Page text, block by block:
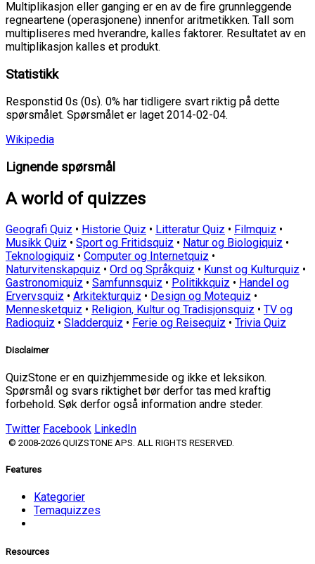
Multiplikasjon eller ganging er en av de fire grunnleggende
regneartene (operasjonene) innenfor aritmetikken. Tall som
multipliseres med hverandre, kalles faktorer. Resultatet av en
multiplikasjon kalles et produkt.
Statistikk
Responstid 0s (0s). 0% har tidligere svart riktig på dette
spørsmålet. Spørsmålet er laget 2014-02-04.
Wikipedia
Lignende spørsmål
A world of quizzes
Geografi Quiz • Historie Quiz • Litteratur Quiz • Filmquiz •
Musikk Quiz • Sport og Fritidsquiz • Natur og Biologiquiz •
Teknologiquiz • Computer og Internetquiz •
Naturvitenskapquiz • Ord og Språkquiz • Kunst og Kulturquiz •
Gastronomiquiz • Samfunnsquiz • Politikkquiz • Handel og
Ervervsquiz • Arkitekturquiz • Design og Motequiz •
Mennesketquiz • Religion, Kultur og Tradisjonsquiz • TV og
Radioquiz • Sladderquiz • Ferie og Reisequiz • Trivia Quiz
Disclaimer
QuizStone er en quizhjemmeside og ikke et leksikon.
Spørsmål og svars riktighet bør derfor tas med kraftig
forbehold. Søk derfor også information andre steder.
Twitter Facebook LinkedIn
© 2008-2026 QUIZSTONE APS. ALL RIGHTS RESERVED.
Features
Kategorier
Temaquizzes
Resources